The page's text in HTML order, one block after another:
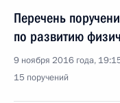
Перечень
по развитию
9 ноября 2016 года,
15 поручений